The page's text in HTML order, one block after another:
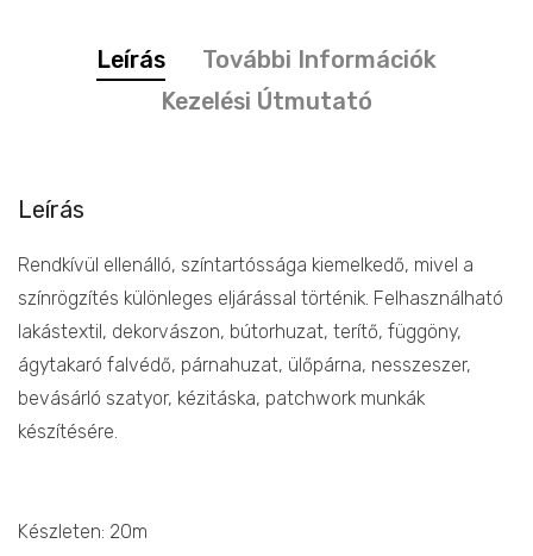
Leírás
További Információk
Kezelési Útmutató
Leírás
Rendkívül ellenálló, színtartóssága kiemelkedő, mivel a
színrögzítés különleges eljárással történik. Felhasználható
lakástextil, dekorvászon, bútorhuzat, terítő, függöny,
ágytakaró falvédő, párnahuzat, ülőpárna, nesszeszer,
bevásárló szatyor, kézitáska, patchwork munkák
készítésére.
Készleten: 20m